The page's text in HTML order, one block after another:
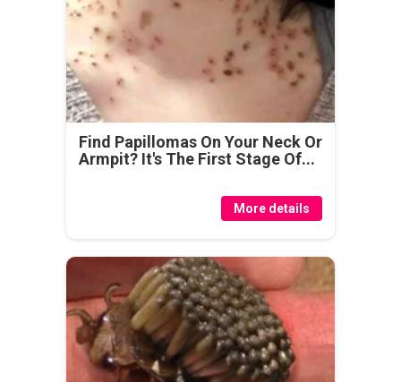
Find Papillomas On Your Neck Or
Armpit? It's The First Stage Of...
More details